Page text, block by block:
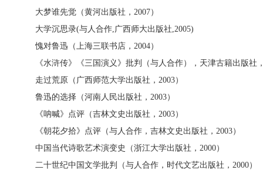
大梦谁先觉（黄河出版社， 2007）
大学沉思录(与人合作 广西师大出版社 ,2005)
愧对鲁迅（上海三联书店， 2004）
《水浒传》《三国演义》批判（与人合作），天津古籍出版社
走过荒原（广西师范大学出版社， 2003）
鲁迅的选择（河南人民出版社， 2003）
《呐喊》点评（吉林文史出版社， 2003）
《朝花夕拾》点评（与人合作，吉林文史出版社， 2003）
中国当代诗歌艺术演变史（浙江大学出版社， 2000）
二十世纪中国文学批判（与人合作，时代文艺出版社， 2000）